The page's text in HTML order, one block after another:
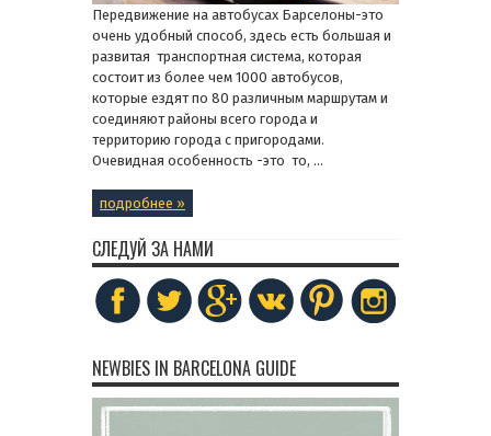
Передвижение на автобусах Барселоны-это
очень удобный способ, здесь есть большая и
развитая транспортная система, которая
состоит из более чем 1000 автобусов,
которые ездят по 80 различным маршрутам и
соединяют районы всего города и
территорию города с пригородами.
Очевидная особенность -это то, ...
подробнее »
СЛЕДУЙ ЗА НАМИ
NEWBIES IN BARCELONA GUIDE